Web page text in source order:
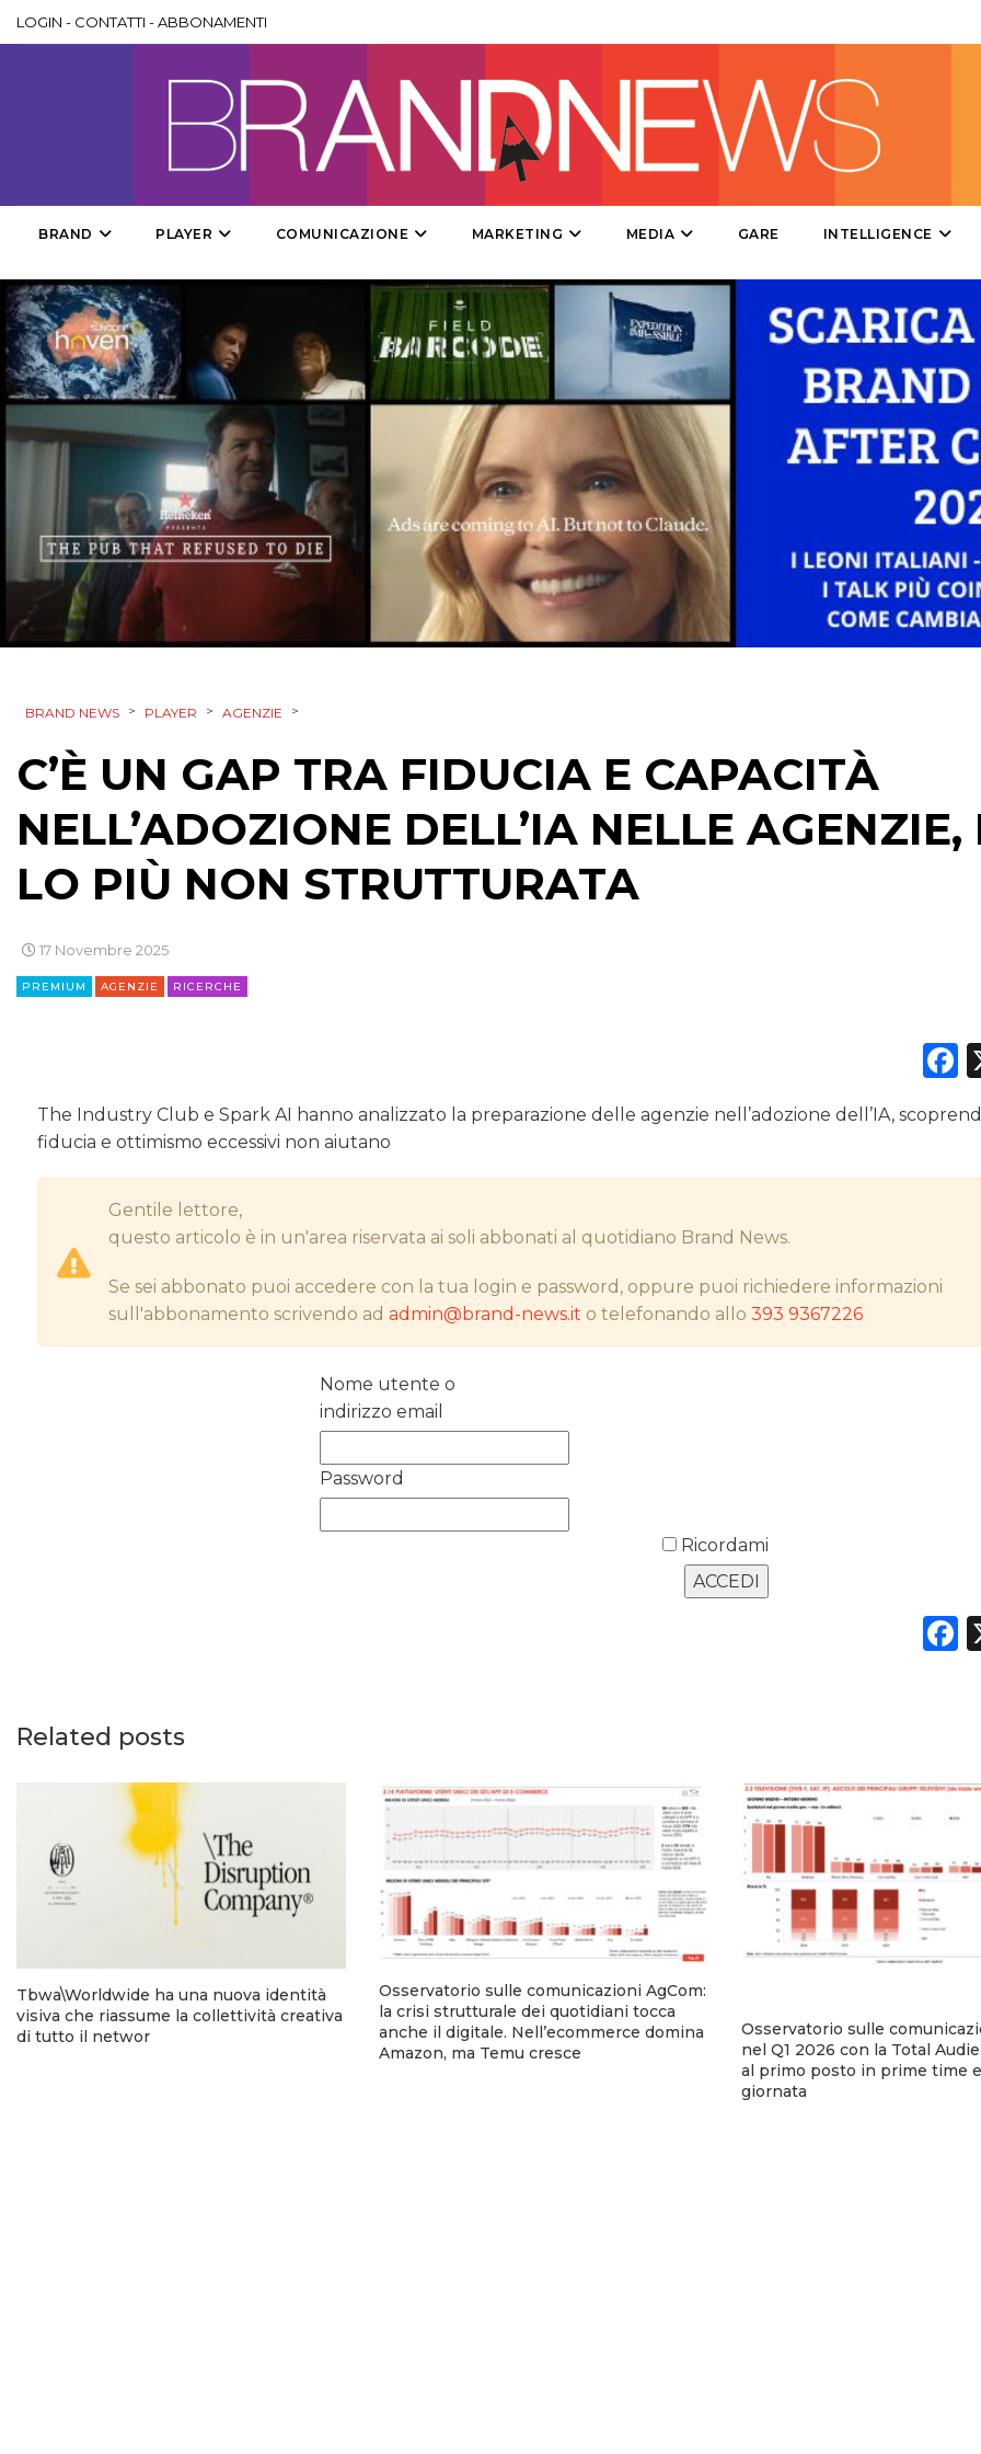
DESIGN
PUNTI VENDITA
CSR
STRATEGIE
CINEMA
NORMATIVE
TREND
LOGIN - CONTATTI -ABBONAMENTI
BRAND PLAYER COMUNICAZIONE MARKETING MEDIA GARE INTELLIGENCE
BRAND NEWS > PLAYER > AGENZIE >
C’È UN GAP TRA FIDUCIA E CAPACITÀ
NELL’ADOZIONE DELL’IA NELLE AGENZIE,
LO PIÙ NON STRUTTURATA
17 Novembre 2025
PREMIUM AGENZIE RICERCHE
The Industry Club e Spark AI hanno analizzato la preparazione delle agenzie nell’adozione dell’IA,
fiducia e ottimismo eccessivi non aiutano
Gentile lettore,
questo articolo è in un'area riservata ai soli abbonati al quotidiano Brand News.
Se sei abbonato puoi accedere con la tua login e password, oppure puoi richiedere informazioni
sull'abbonamento scrivendo adadmin@brand-news.it o telefonando allo393 9367226
Nome utente o
indirizzo email
Password
Ricordami
Related posts
Tbwa\Worldwide ha una nuova identità
visiva che riassume la collettività creativa
di tutto il networ
Osservatorio sulle comunicazioni AgCom:
la crisi strutturale dei quotidiani tocca
anche il digitale. Nell’ecommerce domina
Amazon, ma Temu cresce
Osservatorio sulle
nel Q1 2026 con la Total
al primo posto in prime time
giornata